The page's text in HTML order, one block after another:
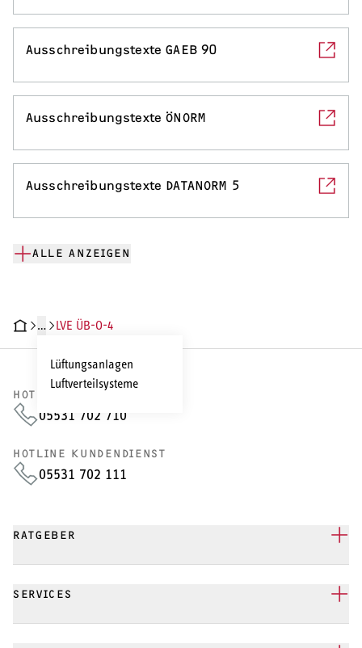
Ausschreibungstexte GAEB 90
Ausschreibungstexte ÖNORM
Ausschreibungstexte DATANORM 5
ALLE ANZEIGEN
DATENDOKUMENTE
…
Lüftungsanlagen
Luftverteilsysteme
LVE ÜB-O-4
HOTLINE VERTRIEB
05531 702 710
HOTLINE KUNDENDIENST
05531 702 111
RATGEBER
SERVICES